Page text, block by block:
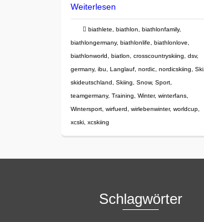
Weiterlesen
biathlete biathlon biathlonfamily,
biathlongermany, biathlonlife biathlonlove
biathlonworld
biatlon crosscountryskiing dsv,
germany, ibu Langlauf nordic nordicskiing Ski
skideutschland
Skiing Snow, Sport
teamgermany, Training Winter, winterfans
Wintersport wirfuerd wirlebenwinter, worldcup
xcski xcskiing
Schlagwörter